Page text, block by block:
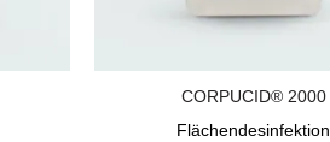
CORPUCID® 2000
Flächendesinfektion